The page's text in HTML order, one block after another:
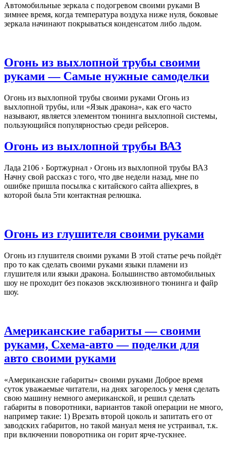
Автомобильные зеркала с подогревом своими руками В
зимнее время, когда температура воздуха ниже нуля, боковые
зеркала начинают покрываться конденсатом либо льдом.
Огонь из выхлопной трубы своими
руками — Самые нужные самоделки
Огонь из выхлопной трубы своими руками Огонь из
выхлопной трубы, или «Язык дракона», как его часто
называют, является элементом тюнинга выхлопной системы,
пользующийся популярностью среди рейсеров.
Огонь из выхлопной трубы ВАЗ
Лада 2106 › Бортжурнал › Огонь из выхлопной трубы ВАЗ
Начну свой рассказ с того, что две недели назад, мне по
ошибке пришла посылка с китайского сайта alliexpres, в
которой была 5ти контактная релюшка.
Огонь из глушителя своими руками
Огонь из глушителя своими руками В этой статье речь пойдёт
про то как сделать своими руками языки пламени из
глушителя или языки дракона. Большинство автомобильных
шоу не проходит без показов эксклюзивного тюнинга и файр
шоу.
Американские габариты — своими
руками, Схема-авто — поделки для
авто своими руками
«Американские габариты» своими руками Доброе время
суток уважаемые читатели, на днях загорелось у меня сделать
свою машину немного американской, и решил сделать
габариты в поворотники, вариантов такой операции не много,
например такие: 1) Врезать второй цоколь и запитать его от
заводских габаритов, но такой мануал меня не устраивал, т.к.
при включении поворотника он горит ярче-тускнее.